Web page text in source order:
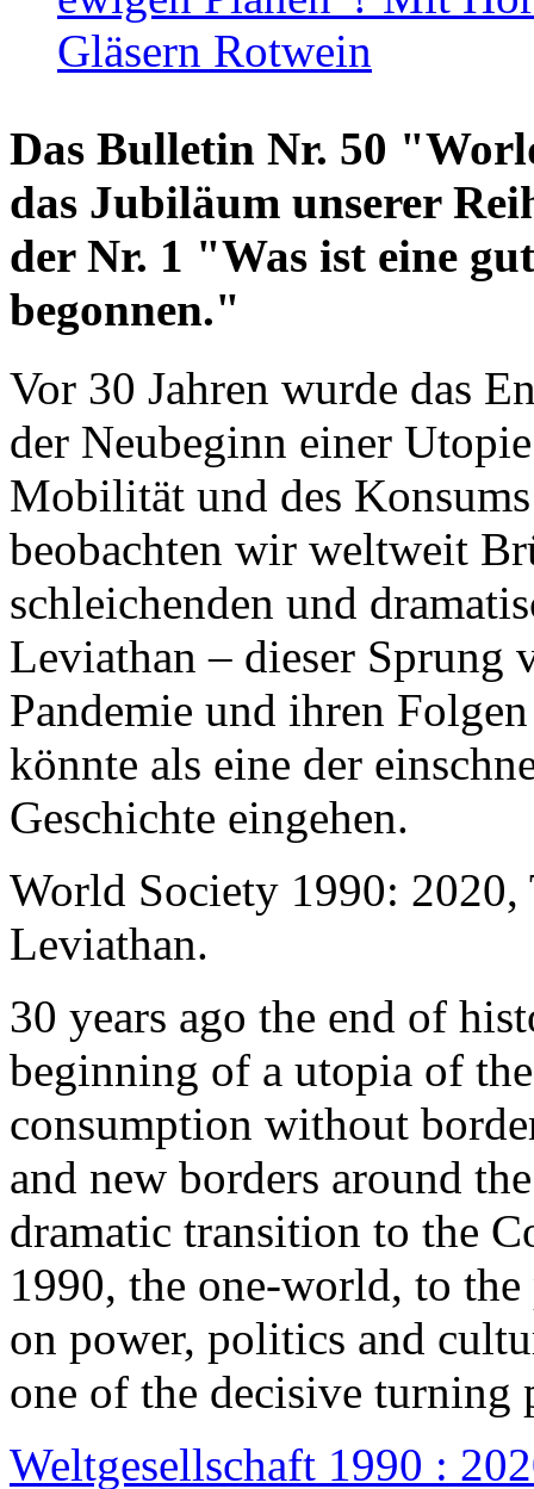
Gläsern Rotwein
Das Bulletin Nr. 50
das Jubiläum unserer
der Nr. 1 "Was ist eine
begonnen."
Vor 30 Jahren wurde das
der Neubeginn einer
Mobilität und des
beobachten wir weltweit
schleichenden und
Leviathan – dieser Sprung
Pandemie und ihren
könnte als eine der
Geschichte eingehen.
World Society 1990: 2020,
Leviathan.
30 years ago the end of
beginning of a utopia of
consumption without
and new borders around
dramatic transition to the
1990, the one-world, to the
on power, politics and
one of the decisive turning
Weltgesellschaft 1990 :